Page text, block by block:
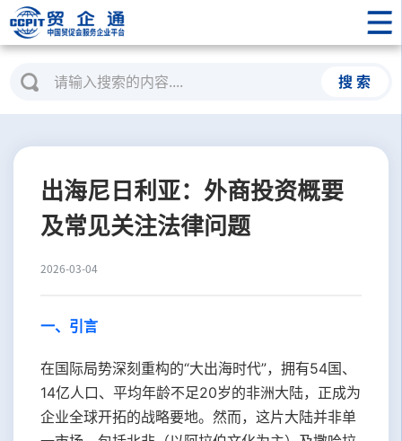
搜 索
出海尼日利亚：外商投资概要
及常见关注法律问题
2026-03-04
一、引言
在国际局势深刻重构的“大出海时代”，拥有54国、
14亿人口、平均年龄不足20岁的非洲大陆，正成为
企业全球开拓的战略要地。然而，这片大陆并非单